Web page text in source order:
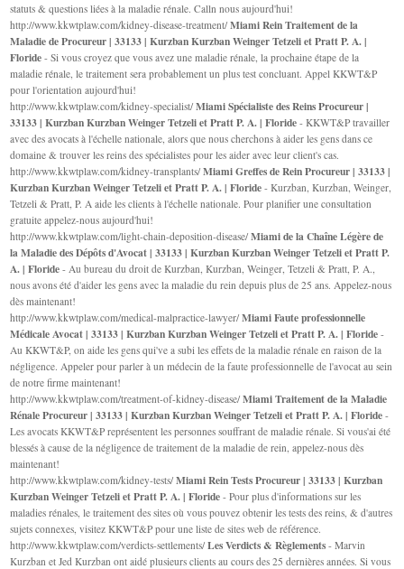
statuts & questions liées à la maladie rénale. Calln nous aujourd'hui!
http://www.kkwtplaw.com/kidney-disease-treatment/Miami Rein Traitement de la
Maladie de Procureur | 33133 | Kurzban Kurzban Weinger Tetzeli et Pratt P. A. |
Floride - Si vous croyez que vous avez une maladie rénale, la prochaine étape de la
maladie rénale, le traitement sera probablement un plus test concluant. Appel KKWT&P
pour l'orientation aujourd'hui!
http://www.kkwtplaw.com/kidney-specialist/Miami Spécialiste des Reins Procureur |
33133 | Kurzban Kurzban Weinger Tetzeli et Pratt P. A. | Floride - KKWT&P travailler
avec des avocats à l'échelle nationale, alors que nous cherchons à aider les gens dans ce
domaine & trouver les reins des spécialistes pour les aider avec leur client's cas.
http://www.kkwtplaw.com/kidney-transplants/Miami Greffes de Rein Procureur | 33133 |
Kurzban Kurzban Weinger Tetzeli et Pratt P. A. | Floride - Kurzban, Kurzban, Weinger,
Tetzeli & Pratt, P. A aide les clients à l'échelle nationale. Pour planifier une consultation
gratuite appelez-nous aujourd'hui!
http://www.kkwtplaw.com/light-chain-deposition-disease/Miami de la Chaîne Légère de
la Maladie des Dépôts d'Avocat | 33133 | Kurzban Kurzban Weinger Tetzeli et Pratt P.
A. | Floride - Au bureau du droit de Kurzban, Kurzban, Weinger, Tetzeli & Pratt, P. A.,
nous avons été d'aider les gens avec la maladie du rein depuis plus de 25 ans. Appelez-nous
dès maintenant!
http://www.kkwtplaw.com/medical-malpractice-lawyer/Miami Faute professionnelle
Médicale Avocat | 33133 | Kurzban Kurzban Weinger Tetzeli et Pratt P. A. | Floride -
Au KKWT&P, on aide les gens qui've a subi les effets de la maladie rénale en raison de la
négligence. Appeler pour parler à un médecin de la faute professionnelle de l'avocat au sein
de notre firme maintenant!
http://www.kkwtplaw.com/treatment-of-kidney-disease/Miami Traitement de la Maladie
Rénale Procureur | 33133 | Kurzban Kurzban Weinger Tetzeli et Pratt P. A. | Floride -
Les avocats KKWT&P représentent les personnes souffrant de maladie rénale. Si vous'ai été
blessés à cause de la négligence de traitement de la maladie de rein, appelez-nous dès
maintenant!
http://www.kkwtplaw.com/kidney-tests/Miami Rein Tests Procureur | 33133 | Kurzban
Kurzban Weinger Tetzeli et Pratt P. A. | Floride - Pour plus d'informations sur les
maladies rénales, le traitement des sites où vous pouvez obtenir les tests des reins, & d'autres
sujets connexes, visitez KKWT&P pour une liste de sites web de référence.
http://www.kkwtplaw.com/verdicts-settlements/Les Verdicts & Règlements - Marvin
Kurzban et Jed Kurzban ont aidé plusieurs clients au cours des 25 dernières années. Si vous